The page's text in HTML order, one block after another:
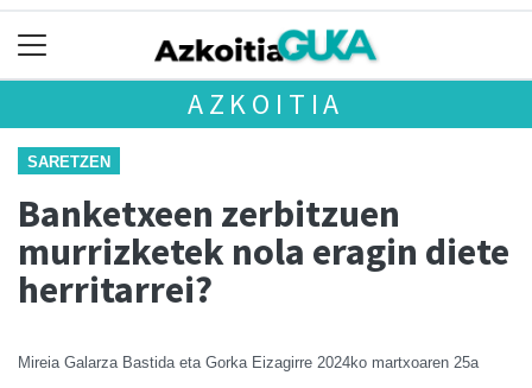
AZKOITIA
SARETZEN
Banketxeen zerbitzuen
murrizketek nola eragin diete
herritarrei?
Mireia Galarza Bastida eta Gorka Eizagirre 2024ko martxoaren 25a